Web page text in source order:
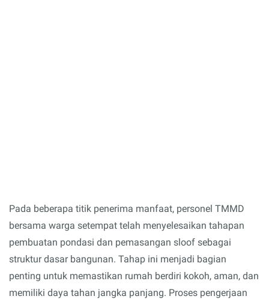
Pada beberapa titik penerima manfaat, personel TMMD
bersama warga setempat telah menyelesaikan tahapan
pembuatan pondasi dan pemasangan sloof sebagai
struktur dasar bangunan. Tahap ini menjadi bagian
penting untuk memastikan rumah berdiri kokoh, aman, dan
memiliki daya tahan jangka panjang. Proses pengerjaan